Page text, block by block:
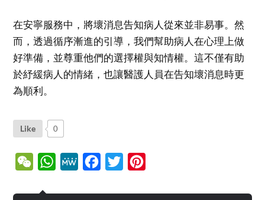
在安寧服務中，將壞消息告知病人從來並非易事。然
而，透過循序漸進的引導，我們幫助病人在心理上做
好準備，並尊重他們的選擇權與知情權。這不僅有助
於紓緩病人的情緒，也讓醫護人員在告知壞消息時更
為順利。
Like 0
WeChatWhatsApp
MeWe Facebook
Twitter